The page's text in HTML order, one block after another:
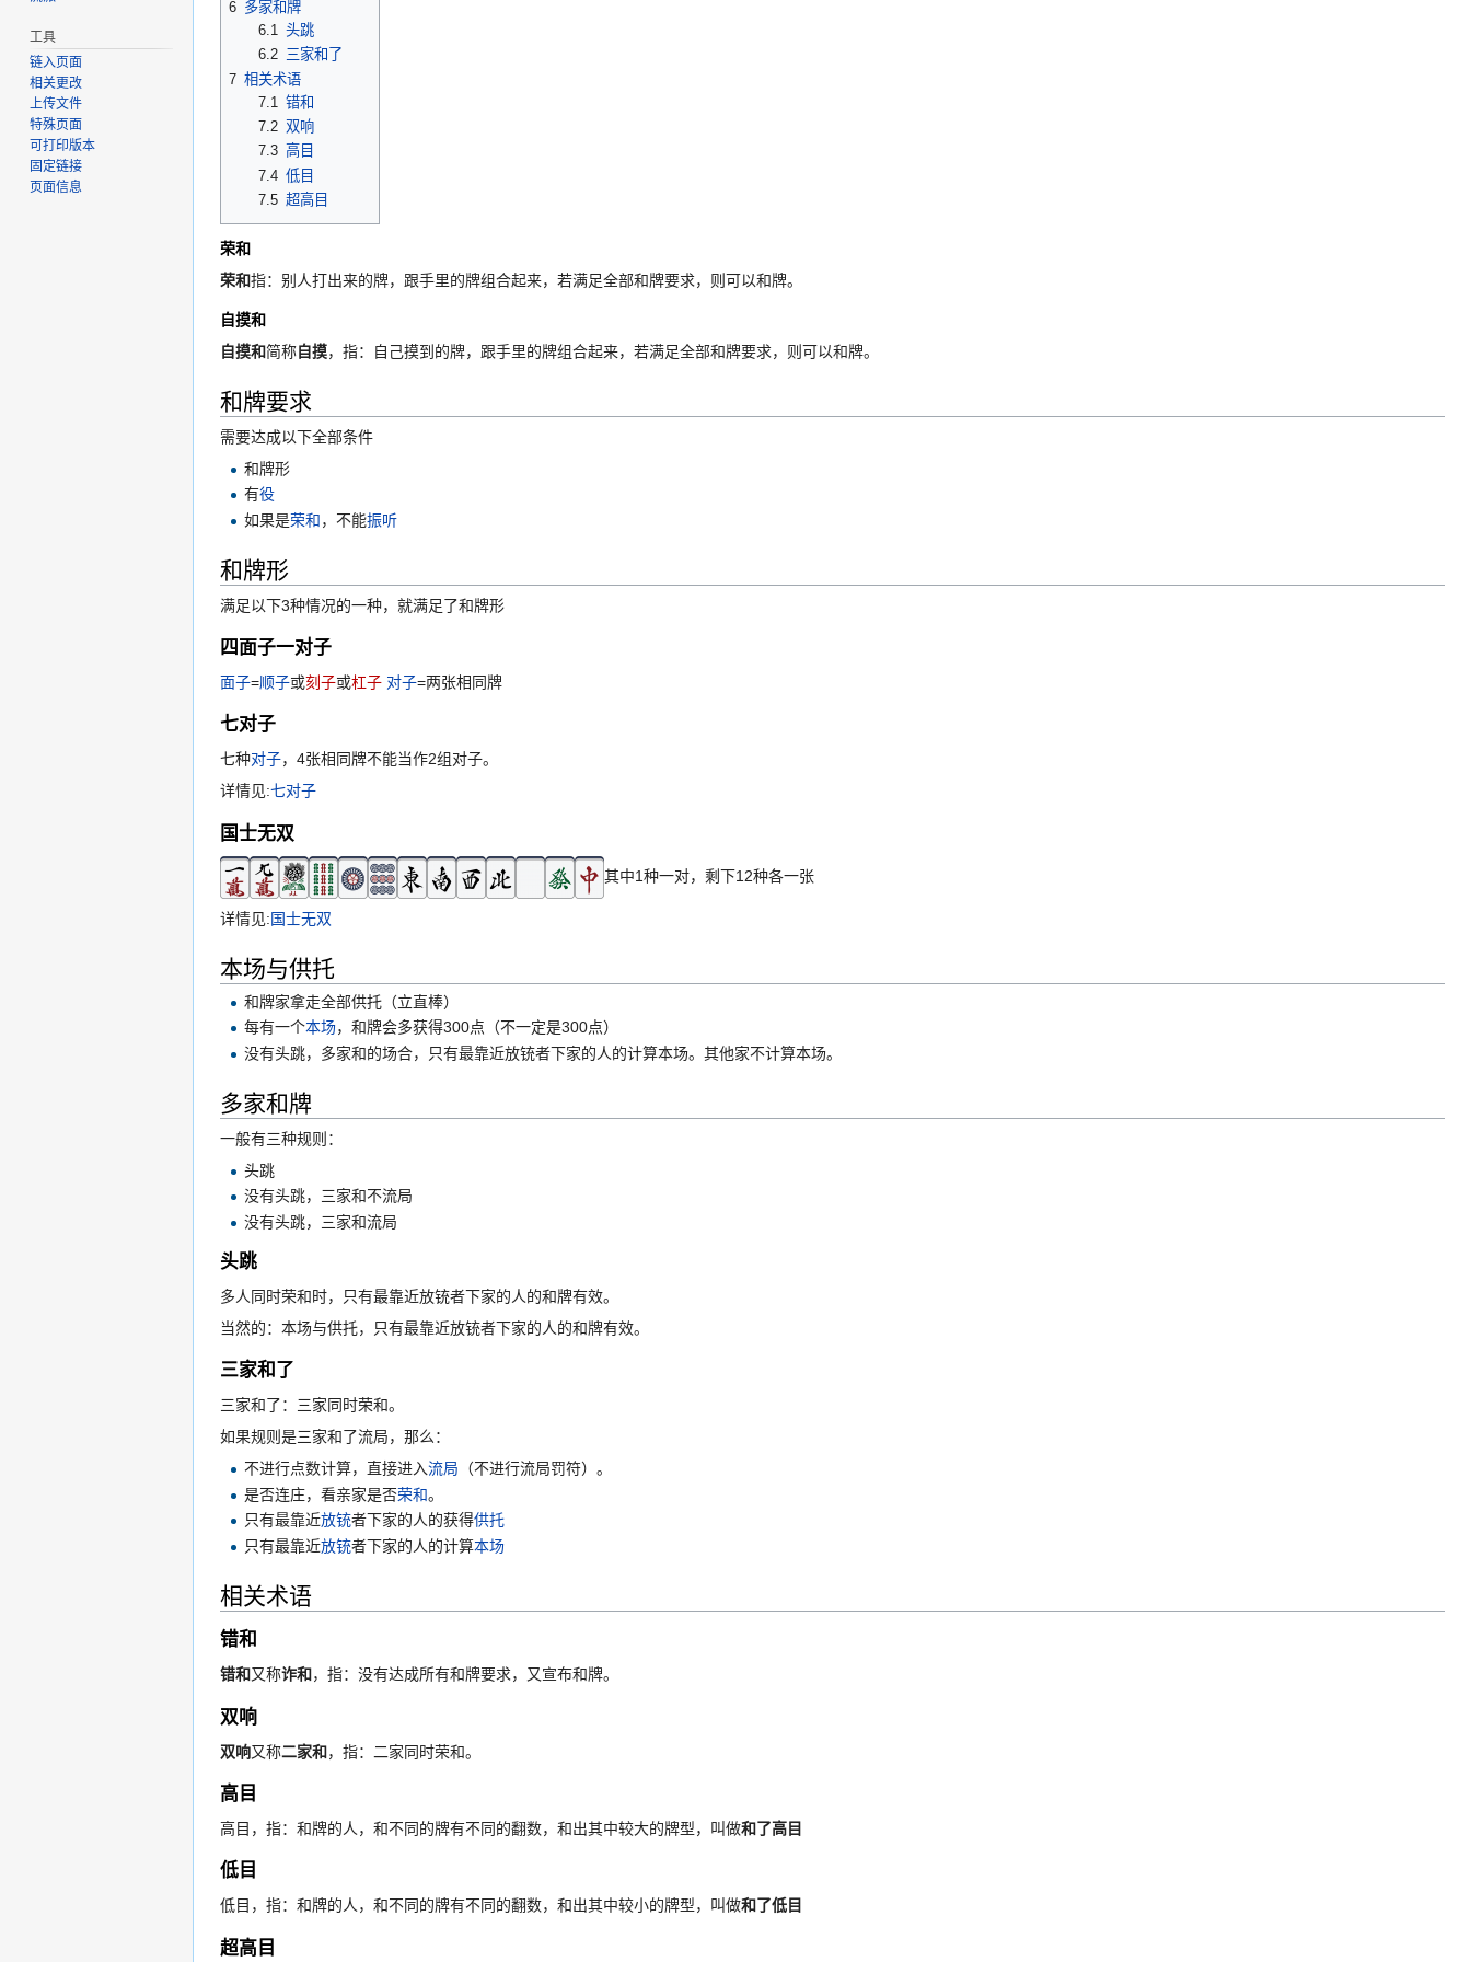
6 多家和牌
6.1
头跳
6.2 三家和了
7 相关术语
7.1 错和
7.2 双响
7.3 高目
7.4 低目
7.5 超高目
荣和
荣和指：别人打出来的牌，跟手里的牌组合起来，若满足全部和牌要求，则可以和牌。
自摸和
自摸和简称自摸，指：自己摸到的牌，跟手里的牌组合起来，若满足全部和牌要求，则可以和牌。
和牌要求
需要达成以下全部条件
和牌形
有役
如果是荣和，不能振听
和牌形
满足以下3种情况的一种，就满足了和牌形
四面子一对子
面子=顺子或刻子或杠子 对子=两张相同牌
七对子
七种对子，4张相同牌不能当作2组对子。
详情见:七对子
国士无双
其中1种一对，剩下12种各一张
详情见:国士无双
本场与供托
和牌家拿走全部供托（立直棒）
每有一个本场，和牌会多获得300点（不一定是300点）
没有头跳，多家和的场合，只有最靠近放铳者下家的人的计算本场。其他家不计算本场。
多家和牌
一般有三种规则：
头跳
没有头跳，三家和不流局
没有头跳，三家和流局
头跳
多人同时荣和时，只有最靠近放铳者下家的人的和牌有效。
当然的：本场与供托，只有最靠近放铳者下家的人的和牌有效。
三家和了
三家和了：三家同时荣和。
如果规则是三家和了流局，那么：
不进行点数计算，直接进入流局 （不进行流局罚符）。
是否连庄，看亲家是否荣和。
只有最靠近放铳者下家的人的获得供托
只有最靠近放铳者下家的人的计算本场
相关术语
错和
错和又称诈和，指：没有达成所有和牌要求，又宣布和牌。
双响
双响又称二家和，指：二家同时荣和。
高目
高目，指：和牌的人，和不同的牌有不同的翻数，和出其中较大的牌型，叫做和了高目
低目
低目，指：和牌的人，和不同的牌有不同的翻数，和出其中较小的牌型，叫做和了低目
超高目
工具
链入页面
相关更改
上传文件
特殊页面
可打印版本
固定链接
页面信息